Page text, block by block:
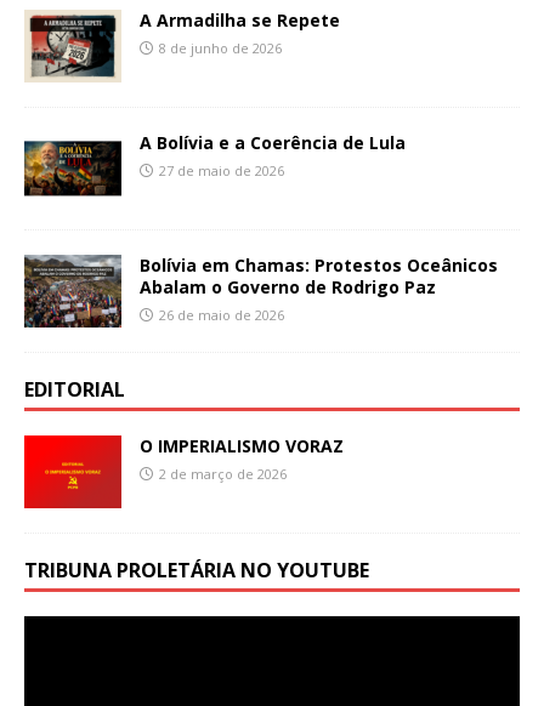
A Armadilha se Repete
8 de junho de 2026
A Bolívia e a Coerência de Lula
27 de maio de 2026
Bolívia em Chamas: Protestos Oceânicos
Abalam o Governo de Rodrigo Paz
26 de maio de 2026
EDITORIAL
O IMPERIALISMO VORAZ
2 de março de 2026
TRIBUNA PROLETÁRIA NO YOUTUBE